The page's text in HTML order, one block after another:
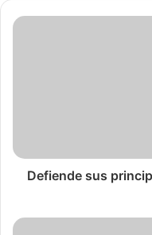
Defiende sus